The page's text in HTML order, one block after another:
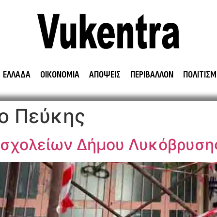
ΕΛΛΑΔΑ ΟΙΚΟΝΟΜΙΑ ΑΠΟΨΕΙΣ ΠΕΡΙΒΑΛΛΟΝ
Πεύκης
Δήμου